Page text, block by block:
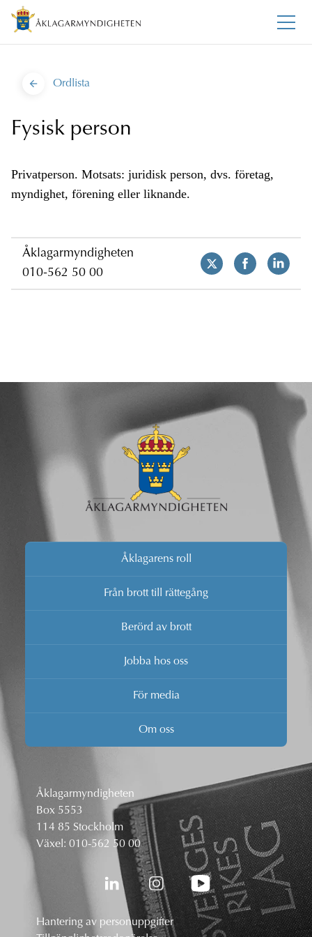
Ordlista
Fysisk person
Privatperson. Motsats: juridisk person, dvs. företag,
myndighet, förening eller liknande.
Åklagarmyndigheten
010-562 50 00
Åklagarens roll
Från brott till rättegång
Berörd av brott
Jobba hos oss
För media
Om oss
Åklagarmyndigheten
Box 5553
114 85 Stockholm
Växel: 010-562 50 00
Hantering av personuppgifter